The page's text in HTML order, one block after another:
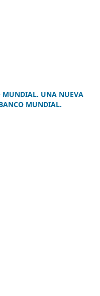
MUNDIAL. UNA NUEVA
MUNDIAL.